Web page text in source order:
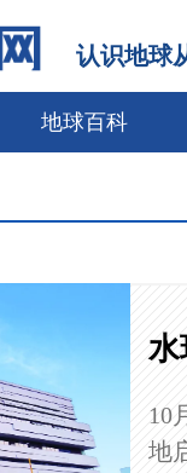
认识地球
地球百科
水
10
地